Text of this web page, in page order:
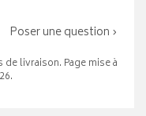
Poser une question ›
livraison. Page mise à